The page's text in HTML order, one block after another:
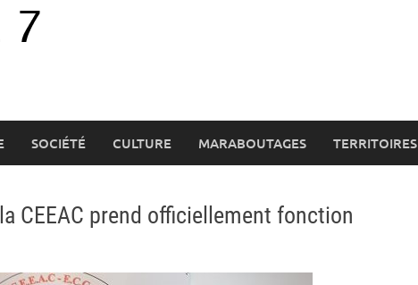
SOCIÉTÉ CULTURE MARABOUTAGES TERRITOIRES
CEEAC prend officiellement fonction